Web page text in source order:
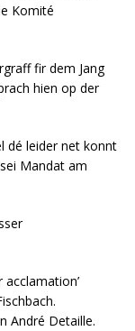
Komité
fir dem Jang
hien op der
dé leider net konnt
Mandat am
acclamation’
André Detaille.